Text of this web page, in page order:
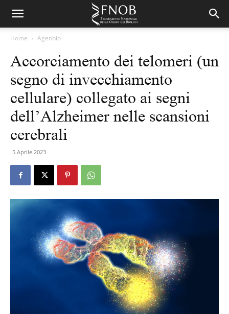
Home Agenbio
Accorciamento dei telomeri (un
segno di invecchiamento
cellulare) collegato ai segni
dell’Alzheimer nelle scansioni
cerebrali
5 Aprile 2023